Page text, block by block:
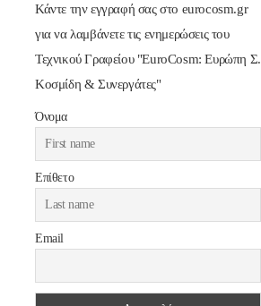
Κάντε την εγγραφή σας στο eurocosm.gr
για να λαμβάνετε τις ενημερώσεις του
Τεχνικού Γραφείου "EuroCosm: Ευρώπη Σ.
Κοσμίδη & Συνεργάτες"
Όνομα
Επίθετο
Email